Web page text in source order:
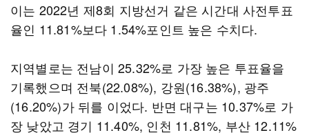
이는 2022년 제8회 지방선거 같은 시간대 사전투표
율인 11.81%보다 1.54%포인트 높은 수치다.
지역별로는 전남이 25.32%로 가장 높은 투표율을
기록했으며 전북(22.08%), 강원(16.38%), 광주
(16.20%)가 뒤를 이었다. 반면 대구는 10.37%로 가
장 낮았고 경기 11.40%, 인천 11.81%, 부산 12.11%